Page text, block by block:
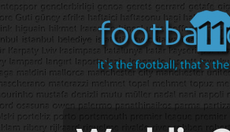
it's the football, that's the